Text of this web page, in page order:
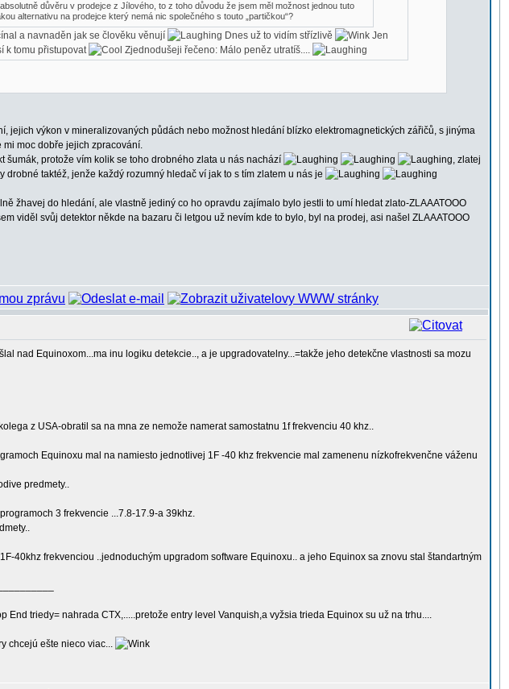
důvěru v prodejce z Jílového, to z toho důvodu že jsem měl možnost jednou tuto
alternativu na prodejce který nemá nic společného s touto „partičkou“?
a navnaděn jak se člověku věnují Dnes už to vidím střízlivě
Jen
k tomu přistupovat
Zjednodušeji řečeno: Málo peněz utratíš....
jejich výkon v mineralizovaných půdách nebo možnost hledání blízko elektromagnetických zářičů, s jinýma
moc dobře jejich zpracování.
šumák, protože vím kolik se toho drobného zlata u nás nachází
, zlatej
taktéž, jenže každý rozumný hledač ví jak to s tím zlatem u nás je
žhavej do hledání, ale vlastně jediný co ho opravdu zajímalo bylo jestli to umí hledat zlato-ZLAAATOOO
viděl svůj detektor někde na bazaru či letgou už nevím kde to bylo, byl na prodej, asi našel ZLAAATOOO
nad Equinoxom...ma inu logiku detekcie.., a je upgradovatelny...=takže jeho detekčne vlastnosti sa mozu
z USA-obratil sa na mna ze nemože namerat samostatnu 1f frekvenciu 40 khz..
Equinoxu mal na namiesto jednotlivej 1F -40 khz frekvencie mal zamenenu nízkofrekvenčne váženu
predmety..
3 frekvencie ...7.8-17.9-a 39khz.
40khz frekvenciou ..jednoduchým upgradom software Equinoxu.. a jeho Equinox sa znovu stal štandartným
End triedy= nahrada CTX,.....pretože entry level Vanquish,a vyžsia trieda Equinox su už na trhu....
chcejú ešte nieco viac...